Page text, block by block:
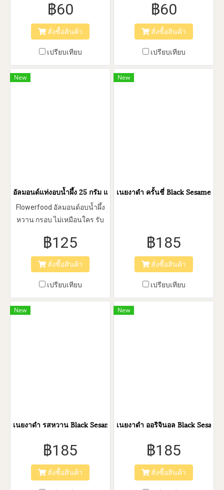
฿60
สั่งซื้อสินค้า
เปรียบเทียบ
฿60
สั่งซื้อสินค้า
เปรียบเทียบ
New
อัลมอนด์แท่งอบน้ำผึ้ง 25 กรัม แพ็ค 5 ซอง
Flowerfood อัลมอนด์อบน้ำผึ้ง
หวาน กรอบ ไม่เหมือนใคร รับ
คน
฿125
สั่งซื้อสินค้า
เปรียบเทียบ
New
เนยงาดำ ครั้นชี่ Black Sesame
฿185
สั่งซื้อสินค้า
เปรียบเทียบ
New
เนยงาดำ รสหวาน Black Sesame Butter Sweet (Natura Brand)
฿185
สั่งซื้อสินค้า
New
เนยงาดำ ออริจินอล Black
฿185
สั่งซื้อสินค้า